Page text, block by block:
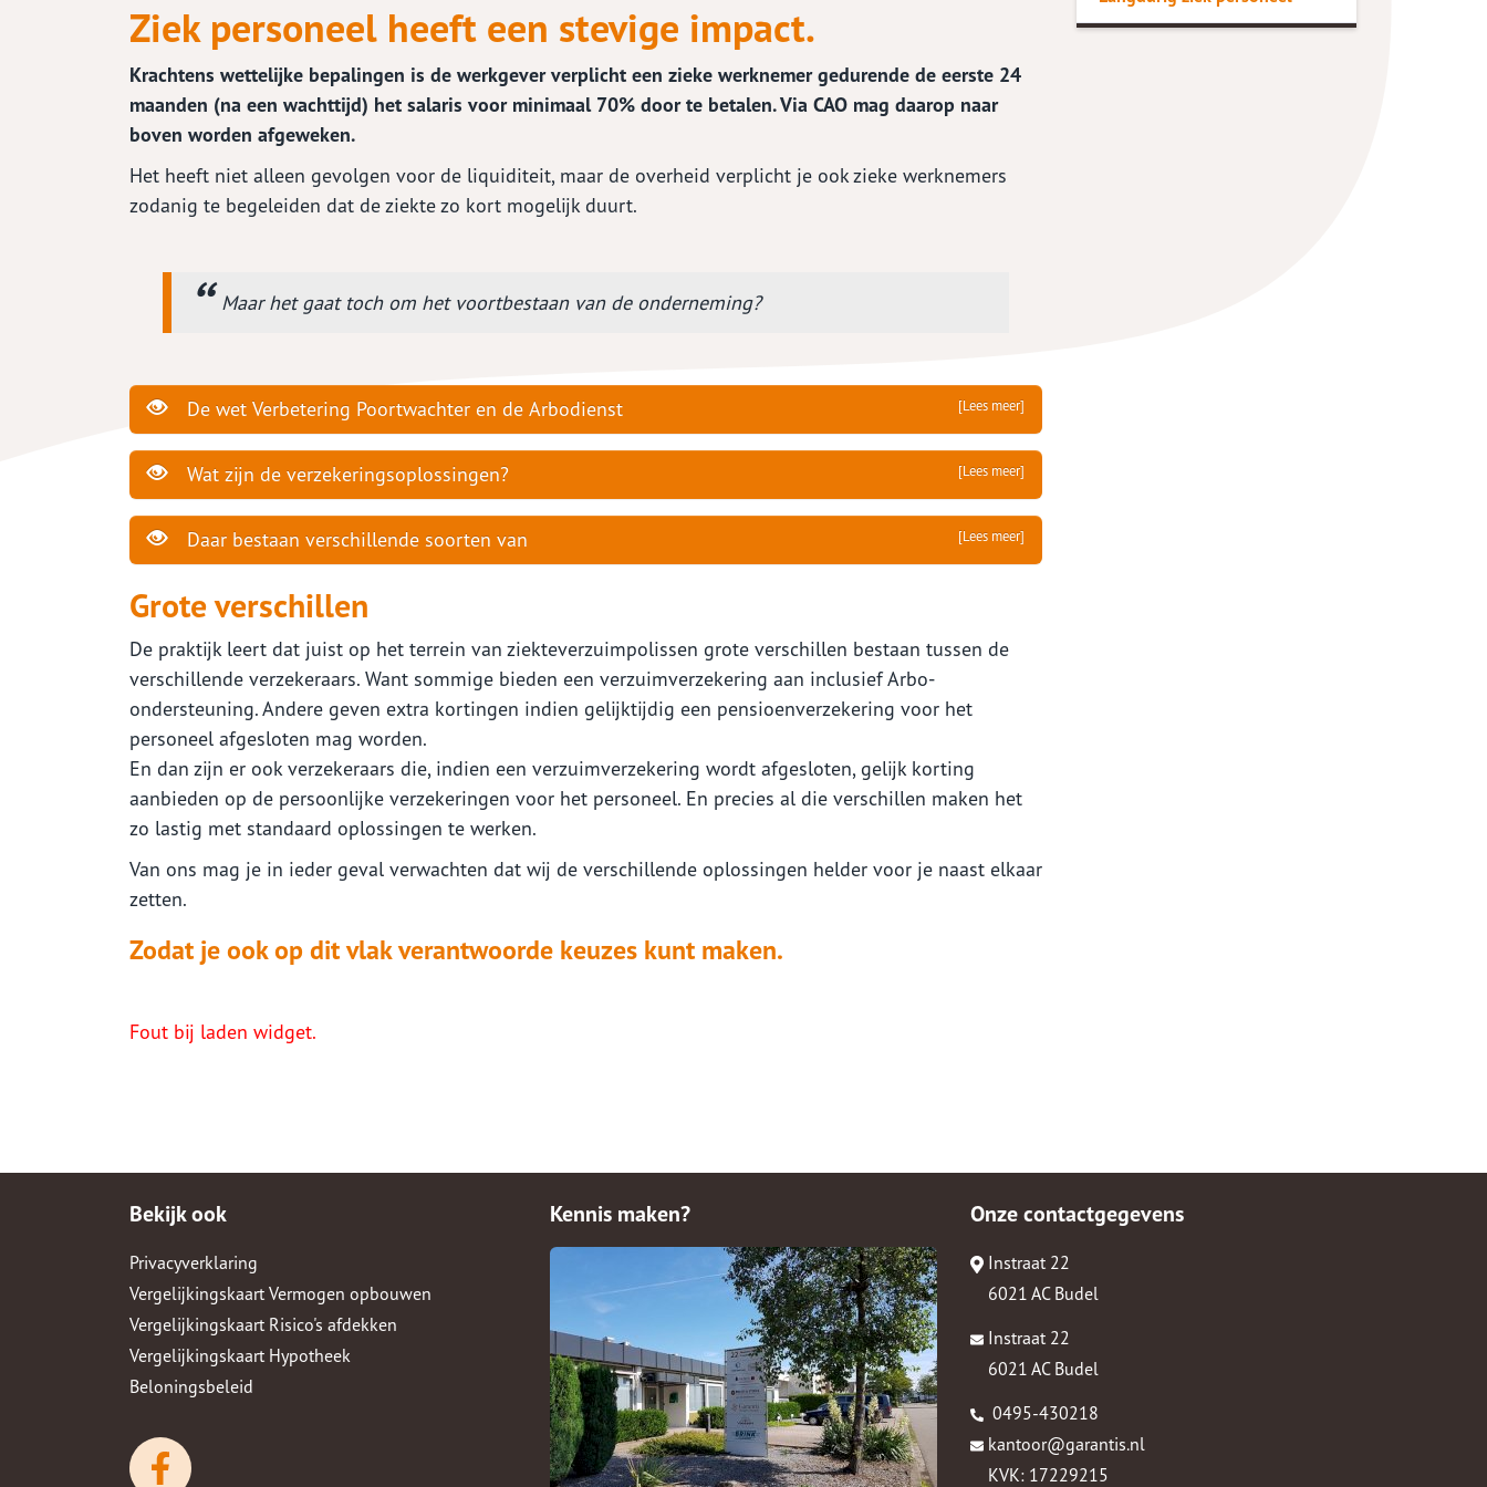
Verduurzamen
Verduurzaam je woning
Bereken je krediet maximum
Zó makkelijk...
Onze service App
Ziek personeel heeft een stevige impact.
Krachtens wettelijke bepalingen is de werkgever verplicht een zieke werknemer gedurende de eerste 24
maanden (na een wachttijd) het salaris voor minimaal 70% door te betalen. Via CAO mag daarop naar
boven worden afgeweken.
Het heeft niet alleen gevolgen voor de liquiditeit, maar de overheid verplicht je ook zieke werknemers
zodanig te begeleiden dat de ziekte zo kort mogelijk duurt.
Maar het gaat toch om het voortbestaan van de onderneming?
De wet Verbetering Poortwachter en de Arbodienst [Lees meer]
Wat zijn de verzekeringsoplossingen? [Lees meer]
Daar bestaan verschillende soorten van [Lees meer]
Grote verschillen
De praktijk leert dat juist op het terrein van ziekteverzuimpolissen grote verschillen bestaan tussen de
verschillende verzekeraars. Want sommige bieden een verzuimverzekering aan inclusief Arbo-
ondersteuning. Andere geven extra kortingen indien gelijktijdig een pensioenverzekering voor het
personeel afgesloten mag worden.
En dan zijn er ook verzekeraars die, indien een verzuimverzekering wordt afgesloten, gelijk korting
aanbieden op de persoonlijke verzekeringen voor het personeel. En precies al die verschillen maken het
zo lastig met standaard oplossingen te werken.
Van ons mag je in ieder geval verwachten dat wij de verschillende oplossingen helder voor je naast elkaar
zetten.
Zodat je ook op dit vlak verantwoorde keuzes kunt maken.
Fout bij laden widget.
Bekijk ook
Privacyverklaring
Vergelijkingskaart Vermogen opbouwen
Vergelijkingskaart Risico's afdekken
Vergelijkingskaart Hypotheek
Beloningsbeleid
Kennis maken? Onze contactgegevens
Instraat 22
6021 AC Budel
Instraat 22
6021 AC Budel
0495-430218
kantoor@garantis.nl
KVK: 17229215